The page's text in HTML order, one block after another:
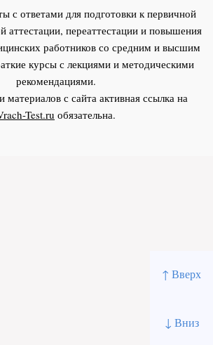
↑ Вверх
↓ Вниз
с ответами для подготовки к первичной
аттестации, переаттестации и повышения
работников со средним и высшим
курсы с лекциями и методическими
рекомендациями.
с сайта активная ссылка на
Test.ru обязательна.